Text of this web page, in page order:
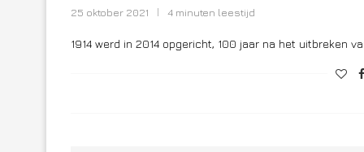
25 oktober 2021 4 minuten leestijd
1914 werd in 2014 opgericht, 100 jaar na het uitbreken